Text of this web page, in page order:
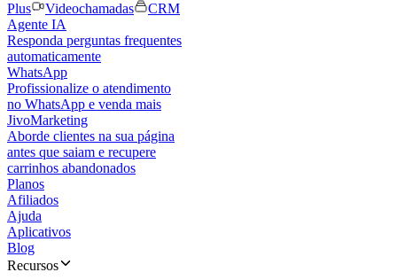
Plus
Videochamadas
CRM
Agente IA
Responda perguntas frequentes
automaticamente
WhatsApp
Profissionalize o atendimento
no WhatsApp e venda mais
JivoMarketing
Aborde clientes na sua página
antes que saiam e recupere
carrinhos abandonados
Planos
Afiliados
Ajuda
Aplicativos
Blog
Recursos